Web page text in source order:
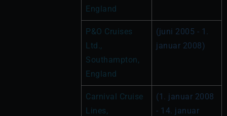
England
P&O Cruises
Ltd.,
Southampton,
England
(juni 2005 - 1.
januar 2008)
Carnival Cruise
Lines,
(1. januar 2008
- 14. januar